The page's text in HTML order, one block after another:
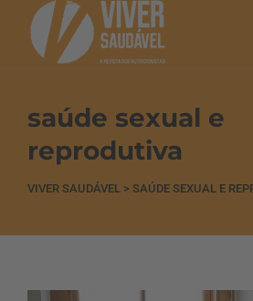
saúde sexual e
reprodutiva
VIVER SAUDÁVEL > SAÚDE SEXUAL E